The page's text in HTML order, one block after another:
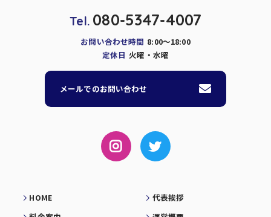
Tel. 080-5347-4007
お問い合わせ時間 8:00～18:00
定休日 火曜・水曜
メールでのお問い合わせ
HOME
代表挨拶